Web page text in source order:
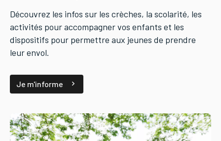
Découvrez les infos sur les crèches, la scolarité, les
activités pour accompagner vos enfants et les
dispositifs pour permettre aux jeunes de prendre
leur envol.
Je m'informe